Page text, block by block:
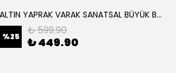
ALTIN YAPRAK VARAK SANATSAL BÜYÜK BOY FOLYO EPOKSİ REÇİNE NAİL ART 90 ADET 14X14 CM ALTIN RENK
%25 ₺ 599.90
₺ 449.90